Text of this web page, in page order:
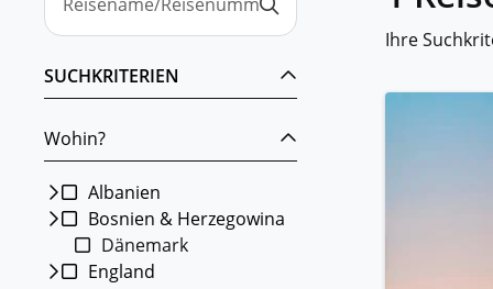
SUCHKRITERIEN
Wohin?
Albanien
Bosnien & Herzegowina
Dänemark
England
Ihre